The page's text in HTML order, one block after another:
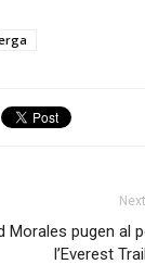
Morales pugen al
l’Everest